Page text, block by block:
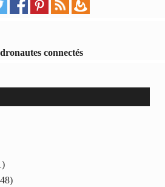
connectés